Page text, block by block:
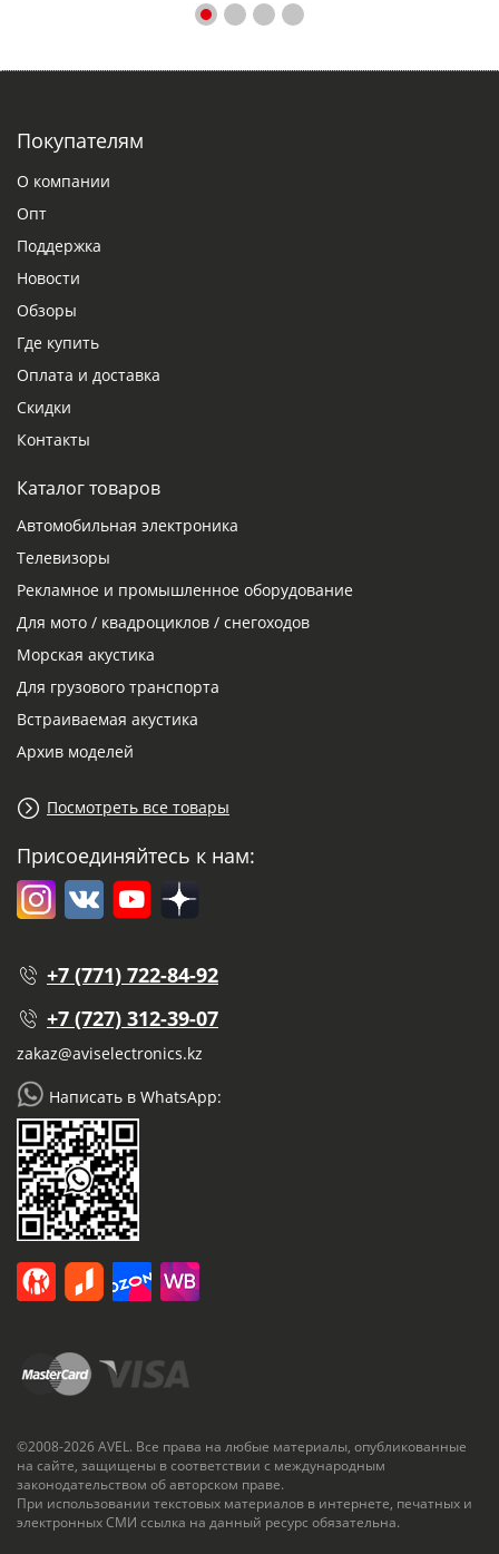
Покупателям
О компании
Опт
Поддержка
Новости
Обзоры
Где купить
Оплата и доставка
Скидки
Контакты
Каталог товаров
Автомобильная электроника
Телевизоры
Рекламное и промышленное оборудование
Для мото / квадроциклов / снегоходов
Морская акустика
Для грузового транспорта
Встраиваемая акустика
Архив моделей
Посмотреть все товары
Присоединяйтесь к нам:
+7 (771) 722-84-92
+7 (727) 312-39-07
zakaz@aviselectronics.kz
Написать в WhatsApp:
©2008-2026 AVEL. Все права на любые материалы, опубликованные
на сайте, защищены в соответствии с международным
законодательством об авторском праве.
При использовании текстовых материалов в интернете, печатных и
электронных СМИ ссылка на данный ресурс обязательна.